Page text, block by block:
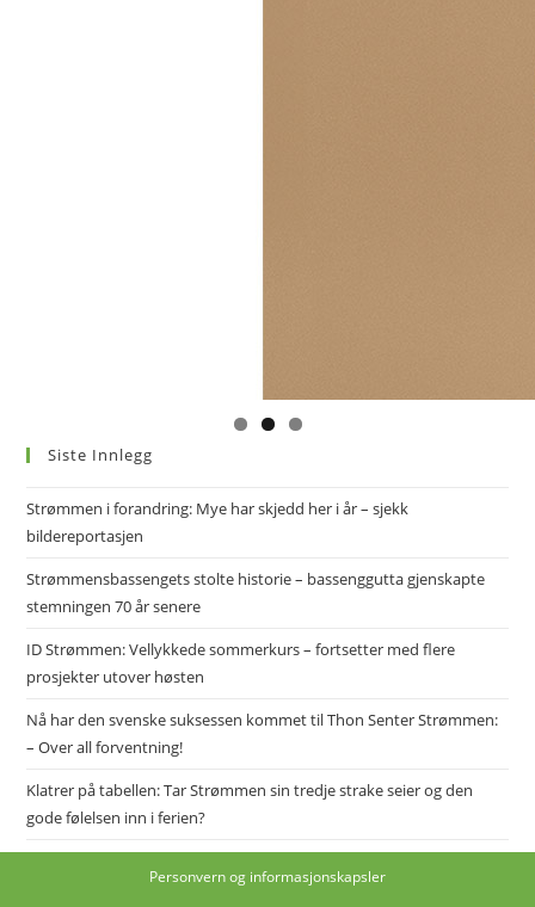
Siste Innlegg
Strømmen i forandring: Mye har skjedd her i år – sjekk
bildereportasjen
Strømmensbassengets stolte historie – bassenggutta gjenskapte
stemningen 70 år senere
ID Strømmen: Vellykkede sommerkurs – fortsetter med flere
prosjekter utover høsten
Nå har den svenske suksessen kommet til Thon Senter Strømmen:
– Over all forventning!
Klatrer på tabellen: Tar Strømmen sin tredje strake seier og den
gode følelsen inn i ferien?
Personvern og informasjonskapsler